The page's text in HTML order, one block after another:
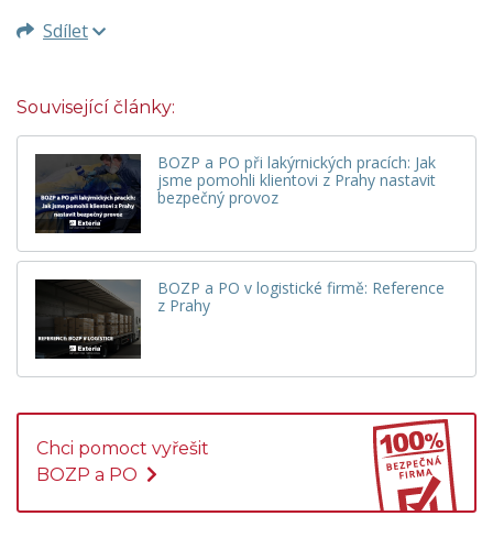
Sdílet
Související články:
BOZP a PO při lakýrnických pracích: Jak
jsme pomohli klientovi z Prahy nastavit
bezpečný provoz
BOZP a PO v logistické firmě: Reference
z Prahy
Chci pomoct vyřešit
BOZP a PO